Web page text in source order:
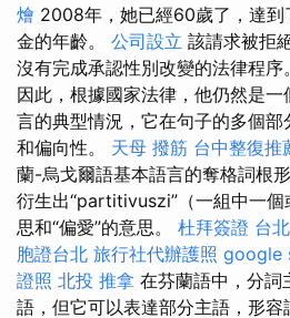
燴 2008年，她已經60歲了，達到
金的年齡。 公司設立 該請求被拒
沒有完成承認性別改變的法律程序
因此，根據國家法律，他仍然是
言的典型情況，它在句子的多個
和偏向性。 天母 撥筋 台中整復推
蘭-烏戈爾語基本語言的奪格詞根
衍生出“partitivuszi”（一組中一
思和“偏愛”的意思。 杜拜簽證 台
胞證台北 旅行社代辦護照 google
證照 北投 推拿 在芬蘭語中，分詞
語，但它可以表達部分主語，形